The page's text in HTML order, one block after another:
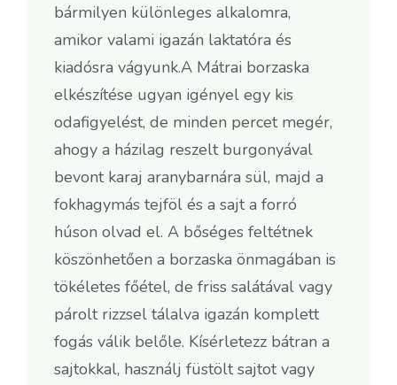
bármilyen különleges alkalomra,
amikor valami igazán laktatóra és
kiadósra vágyunk.A Mátrai borzaska
elkészítése ugyan igényel egy kis
odafigyelést, de minden percet megér,
ahogy a házilag reszelt burgonyával
bevont karaj aranybarnára sül, majd a
fokhagymás tejföl és a sajt a forró
húson olvad el. A bőséges feltétnek
köszönhetően a borzaska önmagában is
tökéletes főétel, de friss salátával vagy
párolt rizzsel tálalva igazán komplett
fogás válik belőle. Kísérletezz bátran a
sajtokkal, használj füstölt sajtot vagy